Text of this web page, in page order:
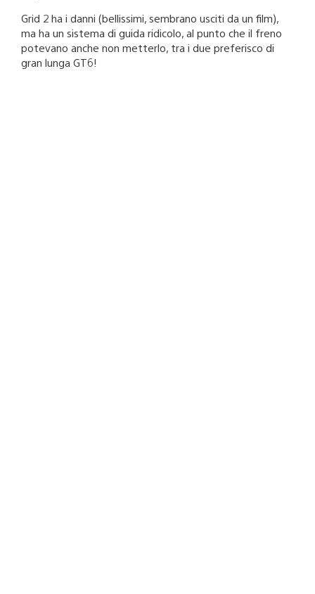
Grid 2 ha i danni (bellissimi, sembrano usciti da un film),
ma ha un sistema di guida ridicolo, al punto che il freno
potevano anche non metterlo, tra i due preferisco di
gran lunga GT6!